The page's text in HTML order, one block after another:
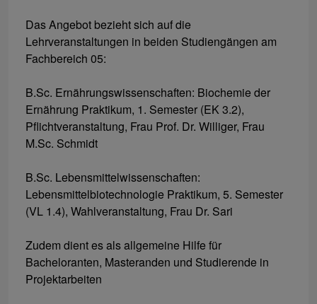
Das Angebot bezieht sich auf die
Lehrveranstaltungen in beiden Studiengängen am
Fachbereich 05:
B.Sc. Ernährungswissenschaften: Biochemie der
Ernährung Praktikum, 1. Semester (EK 3.2),
Pflichtveranstaltung, Frau Prof. Dr. Williger, Frau
M.Sc. Schmidt
B.Sc. Lebensmittelwissenschaften:
Lebensmittelbiotechnologie Praktikum, 5. Semester
(VL 1.4), Wahlveranstaltung, Frau Dr. Sari
Zudem dient es als allgemeine Hilfe für
Bacheloranten, Masteranden und Studierende in
Projektarbeiten